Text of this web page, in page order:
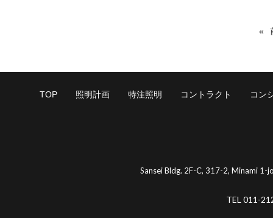
TOP 照明計画 特注照明 コントラクト コン
Sansei Bldg. 2F-C, 317-2, Minami
TEL 011-